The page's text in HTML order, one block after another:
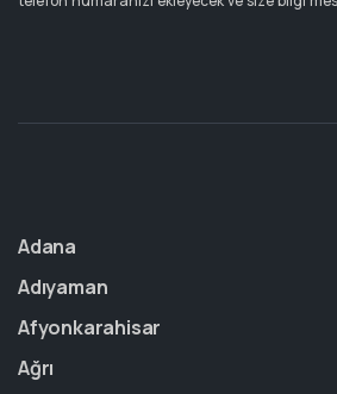
Adana
Adıyaman
Afyonkarahisar
Ağrı